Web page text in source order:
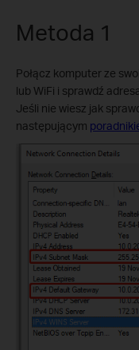
Metoda 1
Połącz komputer ze
lub WiFi i sprawdź
Jeśli nie wiesz jak
następującym